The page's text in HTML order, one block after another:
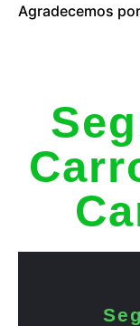
Agradecemos